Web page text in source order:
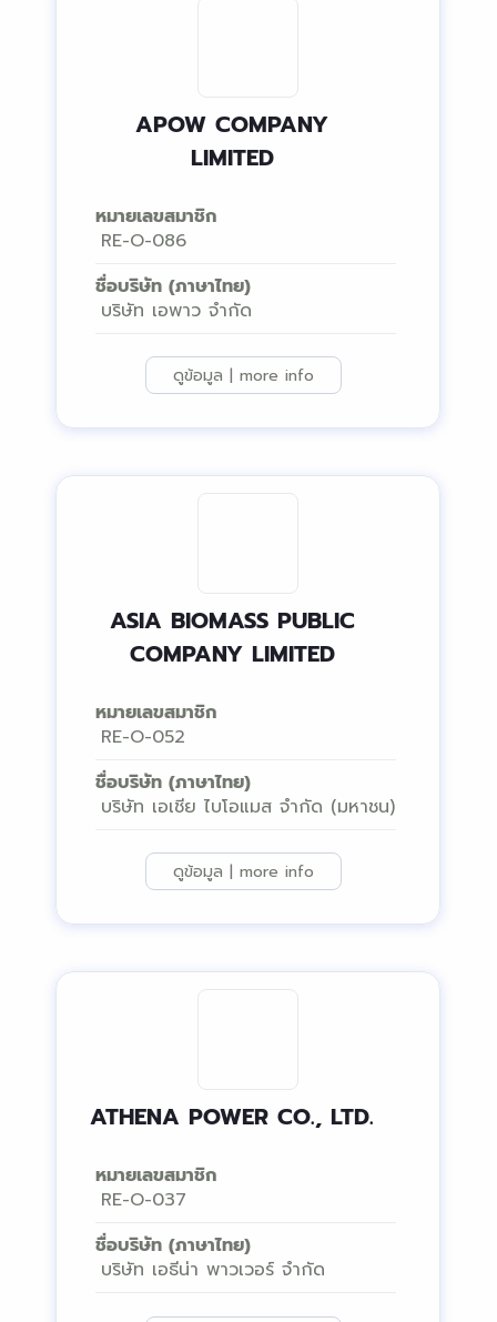
APOW COMPANY
LIMITED
หมายเลขสมาชิก
RE-O-086
ชื่อบริษัท (ภาษาไทย)
บริษัท เอพาว จำกัด
ดูข้อมูล | more info
ASIA BIOMASS PUBLIC
COMPANY LIMITED
หมายเลขสมาชิก
RE-O-052
ชื่อบริษัท (ภาษาไทย)
บริษัท เอเชีย ไบโอแมส จำกัด (มหาชน)
ดูข้อมูล | more info
ATHENA POWER CO., LTD.
หมายเลขสมาชิก
RE-O-037
ชื่อบริษัท (ภาษาไทย)
บริษัท เอธีน่า พาวเวอร์ จำกัด